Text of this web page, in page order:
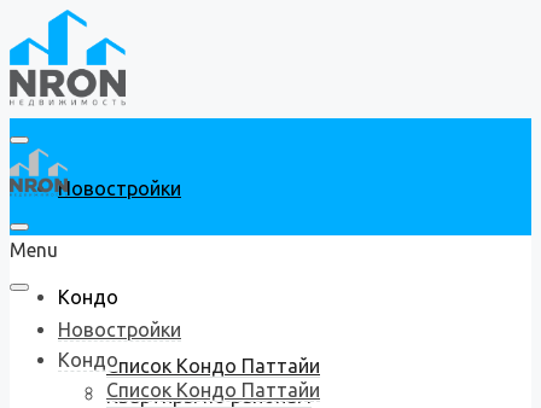
Новостройки
Кондо
Список Кондо Паттайи
Квартиры по районам
Menu
Новостройки
Кондо
Список Кондо Паттайи